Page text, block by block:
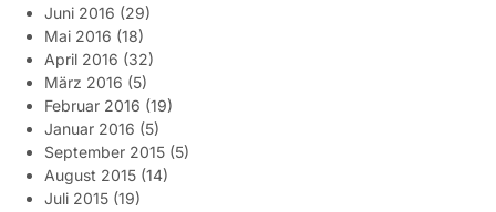
Juni 2016 (29)
Mai 2016 (18)
April 2016 (32)
März 2016 (5)
Februar 2016 (19)
Januar 2016 (5)
September 2015 (5)
August 2015 (14)
Juli 2015 (19)